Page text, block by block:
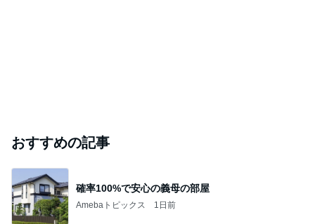
おすすめの記事
確率100%で安心の義母の部屋
Amebaトピックス 1日前